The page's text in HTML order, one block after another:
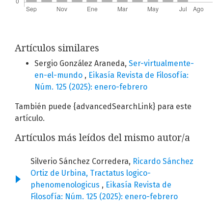
Artículos similares
Sergio González Araneda, Ser-virtualmente-
en-el-mundo , Eikasía Revista de Filosofía:
Núm. 125 (2025): enero-febrero
También puede {advancedSearchLink} para este
artículo.
Artículos más leídos del mismo autor/a
Silverio Sánchez Corredera, Ricardo Sánchez
Ortiz de Urbina, Tractatus logico-
phenomenologicus , Eikasía Revista de
Filosofía: Núm. 125 (2025): enero-febrero